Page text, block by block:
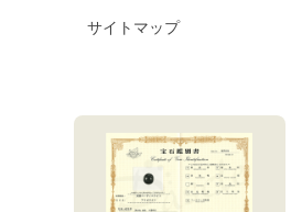
サイトマップ